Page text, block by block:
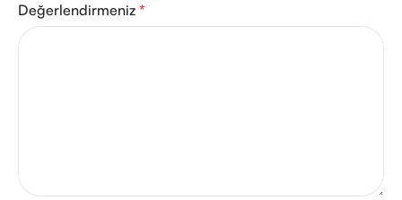
Değerlendirmeniz *